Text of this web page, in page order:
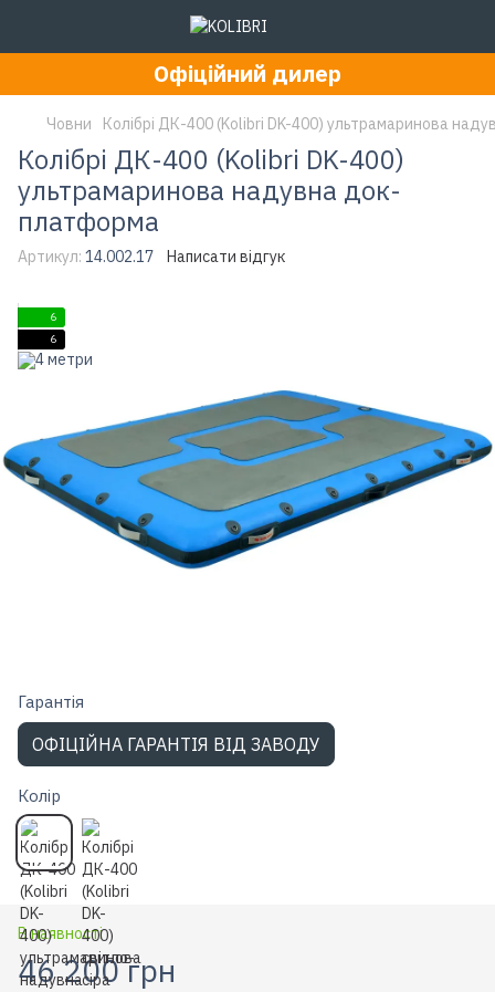
Офіційний дилер
Човни Колібрі ДК-400 (Kolibri DK-400) ультрамаринова
Колібрі ДК-400 (Kolibri DK-400)
ультрамаринова надувна док-
платформа
Артикул: 14.002.17 Написати відгук
6
6
Гарантiя
ОФІЦІЙНА ГАРАНТІЯ ВІД ЗАВОДУ
Колір
В наявності
46 200 грн